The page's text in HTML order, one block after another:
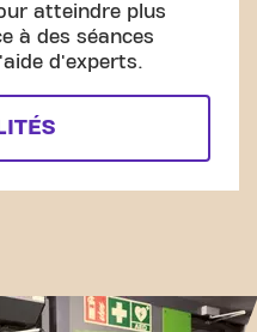
atteindre plus
à des séances
d'experts.